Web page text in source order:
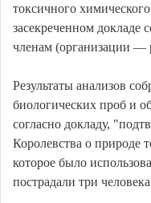
токсичного
засекреченном докладе
членам (организации —
Результаты анализов
биологических проб и
согласно докладу,
Королевства о природе
которое было
пострадали три